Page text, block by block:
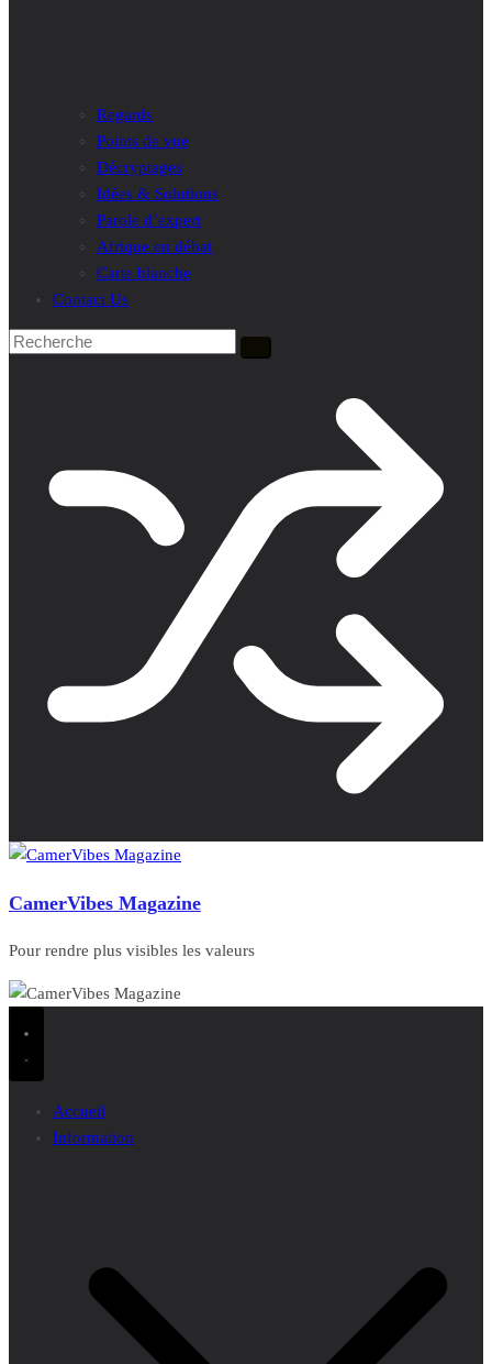
Regards
Points de vue
Décryptages
Idées & Solutions
Parole d’expert
Afrique en débat
Carte blanche
Contact Us
CamerVibes Magazine
Pour rendre plus visibles les valeurs
Accueil
Information